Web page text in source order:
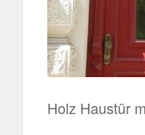
Holz Haustür